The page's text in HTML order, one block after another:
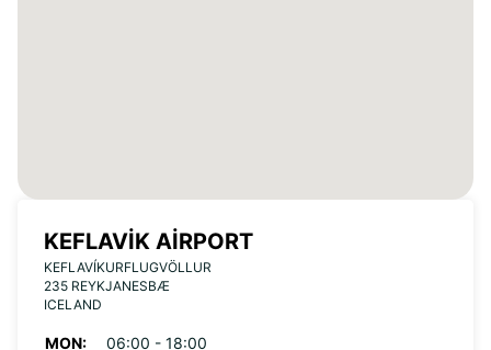
KEFLAVIK AIRPORT
KEFLAVÍKURFLUGVÖLLUR
235 REYKJANESBÆ
ICELAND
MON:
06:00 - 18:00